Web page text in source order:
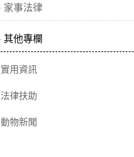
家事法律
其他專欄
實用資訊
法律扶助
動物新聞